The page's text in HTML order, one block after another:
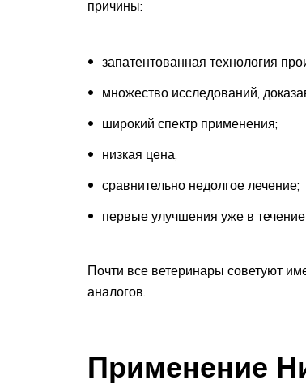
причины:
запатентованная технология
множество исследований,
широкий спектр применения;
низкая цена;
сравнительно недолгое лечение;
первые улучшения уже в
Почти все ветеринары советуют
аналогов.
Применение